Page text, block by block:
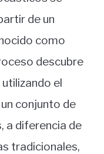
de un
como
descubre
el
conjunto de
a diferencia de
tradicionales,